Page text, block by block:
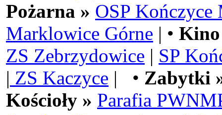
Pożarna » OSP Kończyce
Marklowice Górne | •
ZS Zebrzydowice | SP
| ZS Kaczyce | • Zabytki
Kościoły » Parafia